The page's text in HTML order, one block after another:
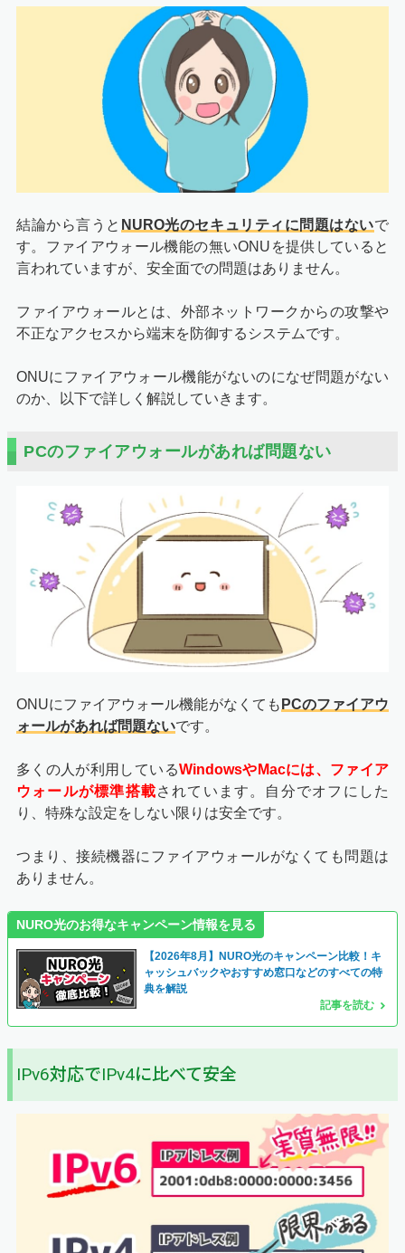
結論から言うと NURO光のセキュリティに問題はないで
す。ファイアウォール機能の無いONUを提供していると
言われていますが、安全面での問題はありません。
ファイアウォールとは、外部ネットワークからの攻撃や
不正なアクセスから端末を防御するシステムです。
ONUにファイアウォール機能がないのになぜ問題がない
のか、以下で詳しく解説していきます。
PCのファイアウォールがあれば問題ない
ONUにファイアウォール機能がなくても PCのファイアウ
ォールがあれば問題ないです。
多くの人が利用しているWindowsやMacには、ファイア
ウォールが標準搭載されています。自分でオフにした
り、特殊な設定をしない限りは安全です。
つまり、接続機器にファイアウォールがなくても問題は
ありません。
NURO光のお得なキャンペーン情報を見る
【2026年8月】NURO光のキャンペーン比較！キ
ャッシュバックやおすすめ窓口などのすべての特
典を解説
記事を読む
IPv6対応でIPv4に比べて安全